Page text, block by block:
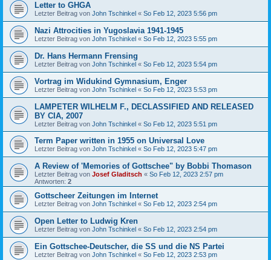
Letter to GHGA
Letzter Beitrag von John Tschinkel « So Feb 12, 2023 5:56 pm
Nazi Attrocities in Yugoslavia 1941-1945
Letzter Beitrag von John Tschinkel « So Feb 12, 2023 5:55 pm
Dr. Hans Hermann Frensing
Letzter Beitrag von John Tschinkel « So Feb 12, 2023 5:54 pm
Vortrag im Widukind Gymnasium, Enger
Letzter Beitrag von John Tschinkel « So Feb 12, 2023 5:53 pm
LAMPETER WILHELM F., DECLASSIFIED AND RELEASED
BY CIA, 2007
Letzter Beitrag von John Tschinkel « So Feb 12, 2023 5:51 pm
Term Paper written in 1955 on Universal Love
Letzter Beitrag von John Tschinkel « So Feb 12, 2023 5:47 pm
A Review of 'Memories of Gottschee" by Bobbi Thomason
Letzter Beitrag von Josef Gladitsch « So Feb 12, 2023 2:57 pm
Antworten: 2
Gottscheer Zeitungen im Internet
Letzter Beitrag von John Tschinkel « So Feb 12, 2023 2:54 pm
Open Letter to Ludwig Kren
Letzter Beitrag von John Tschinkel « So Feb 12, 2023 2:54 pm
Ein Gottschee-Deutscher, die SS und die NS Partei
Letzter Beitrag von John Tschinkel « So Feb 12, 2023 2:53 pm